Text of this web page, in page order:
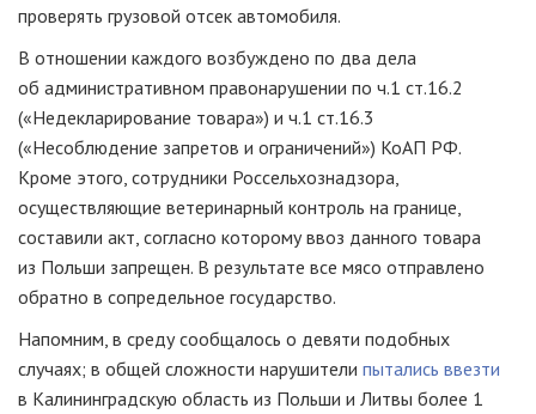
проверять грузовой отсек автомобиля.
В отношении каждого возбуждено по два дела
об административном правонарушении по ч.1 ст.16.2
(«Недекларирование товара») и ч.1 ст.16.3
(«Несоблюдение запретов и ограничений») КоАП РФ.
Кроме этого, сотрудники Россельхознадзора,
осуществляющие ветеринарный контроль на границе,
составили акт, согласно которому ввоз данного товара
из Польши запрещен. В результате все мясо отправлено
обратно в сопредельное государство.
Напомним, в среду сообщалось о девяти подобных
случаях; в общей сложности нарушители пытались ввезти
в Калининградскую область из Польши и Литвы более 1